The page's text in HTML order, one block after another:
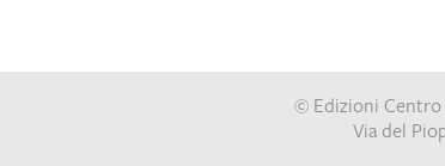
© Edizioni Centro
Via del